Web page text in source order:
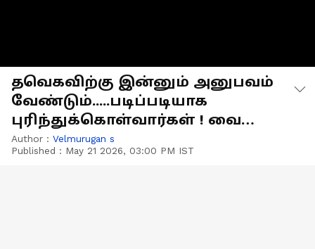
தவெகவிற்கு இன்னும் அனுபவம்
வேண்டும்.....படிப்படியாக
புரிந்துக்கொள்வார்கள் ! வைகோ
பரபரப்பு பேட்டி
Author : Velmurugan s
Published : May 21 2026, 03:00 PM IST